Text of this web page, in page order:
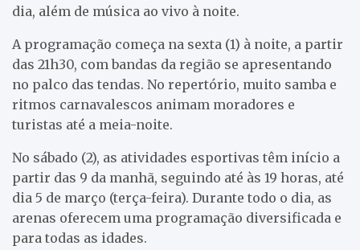
dia, além de música ao vivo à noite.
A programação começa na sexta (1) à noite, a partir
das 21h30, com bandas da região se apresentando
no palco das tendas. No repertório, muito samba e
ritmos carnavalescos animam moradores e
turistas até a meia-noite.
No sábado (2), as atividades esportivas têm início a
partir das 9 da manhã, seguindo até às 19 horas, até
dia 5 de março (terça-feira). Durante todo o dia, as
arenas oferecem uma programação diversificada e
para todas as idades.